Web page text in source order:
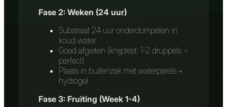
Fase 2: Weken (24 uur)
Substraat 24 uur onderdompelen in
koud water
Goed afgieten (knijptest: 1-2 druppels =
perfect)
Plaats in buitenzak met waterparels +
hydrogel
Fase 3: Fruiting (Week 1-4)